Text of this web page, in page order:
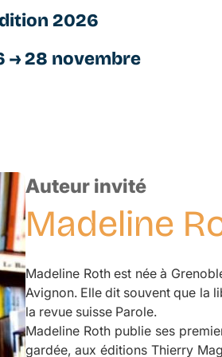
2026
→ 28 novembre
Auteur invité
Madeline
Madeline Roth est née à
Avignon. Elle dit souvent que la
la revue suisse Parole.
Madeline Roth publie ses
gardée, aux éditions Thierry